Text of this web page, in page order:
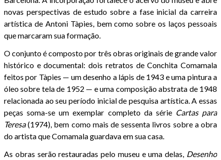
novas perspectivas de estudo sobre a fase inicial da carreira
artística de Antoni Tàpies, bem como sobre os laços pessoais
que marcaram sua formação.
O conjunto é composto por três obras originais de grande valor
histórico e documental: dois retratos de Conchita Comamala
feitos por Tàpies — um desenho a lápis de 1943 e uma pintura a
óleo sobre tela de 1952 — e uma composição abstrata de 1948
relacionada ao seu período inicial de pesquisa artística. A essas
peças soma-se um exemplar completo da série Cartas para
Teresa(1974), bem como mais de sessenta livros sobre a obra
do artista que Comamala guardava em sua casa.
As obras serão restauradas pelo museu e uma delas, Desenho